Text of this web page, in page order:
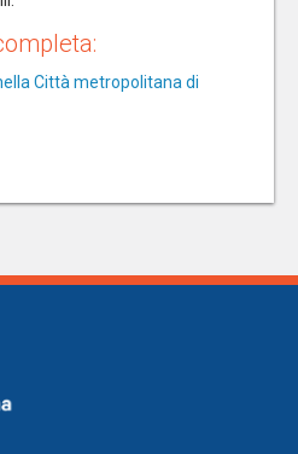
Città metropolitana di